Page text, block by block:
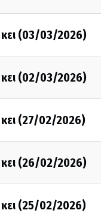
(03/03/2026)
(02/03/2026)
(27/02/2026)
(26/02/2026)
(25/02/2026)